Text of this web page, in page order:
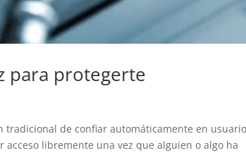
para protegerte
tradicional de confiar automáticamente en
libremente una vez que alguien o algo ha